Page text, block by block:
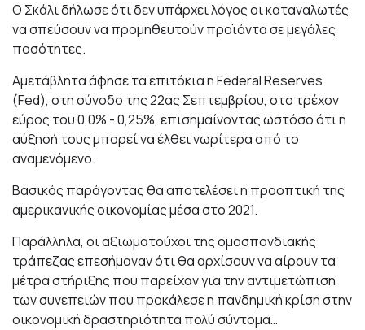
Ο Σκάλι δήλωσε ότι δεν υπάρχει λόγος οι καταναλωτές
να σπεύσουν να προμηθευτούν προϊόντα σε μεγάλες
ποσότητες.
Αμετάβλητα άφησε τα επιτόκια η Federal Reserves
(Fed), στη σύνοδο της 22ας Σεπτεμβρίου, στο τρέχον
εύρος του 0,0% - 0,25%, επισημαίνοντας ωστόσο ότι η
αύξησή τους μπορεί να έλθει νωρίτερα από το
αναμενόμενο.
Βασικός παράγοντας θα αποτελέσει η προοπτική της
αμερικανικής οικονομίας μέσα στο 2021.
Παράλληλα, οι αξιωματούχοι της ομοσπονδιακής
τράπεζας επεσήμαναν ότι θα αρχίσουν να αίρουν τα
μέτρα στήριξης που παρείχαν για την αντιμετώπιση
των συνεπειών που προκάλεσε η πανδημική κρίση στην
οικονομική δραστηριότητα πολύ σύντομα…